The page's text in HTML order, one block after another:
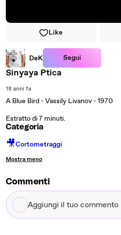
Like
DeK Segui
Sinyaya Ptica
18 anni fa
A Blue Bird - Vassily Livanov - 1970
Estratto di 7 minuti.
Categoria
🎥Cortometraggi
Mostra meno
Commenti
Aggiungi
il